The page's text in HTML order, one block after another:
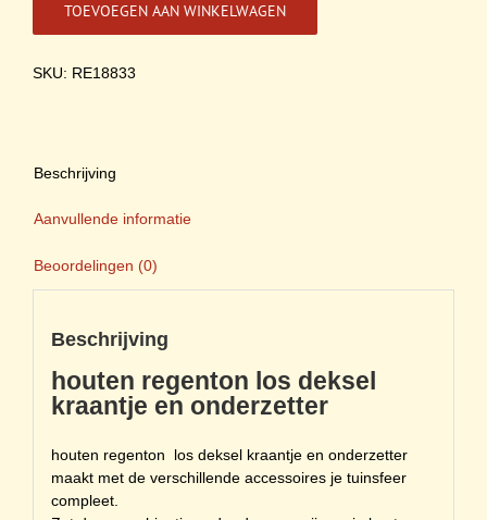
deksel
en
TOEVOEGEN AAN WINKELWAGEN
SKU: RE18833
Beschrijving
Aanvullende informatie
Beoordelingen (0)
Beschrijving
houten regenton los deksel
kraantje en onderzetter
houten regenton los deksel kraantje en onderzetter
maakt met de verschillende accessoires je tuinsfeer
compleet.